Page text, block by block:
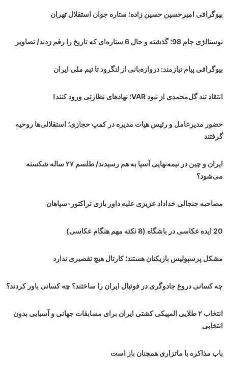
بیوگرافی امیرحسین حسین زاده؛ ستاره جوان استقلال تهران
نوستالژی جام 98؛ گذشته و حال 6 ستاره‌ای که تاریخ را رقم زدند/ تصاویر
بیوگرافی پیام نیازمند: دروازه‌بانی از لنگرود تا تیم ملی ایران
انتقاد تند گل‌محمدی از نبود VAR؛ نهادهای نظارتی ورود کنند!
حضور مدیرعامل و رئیس هیات مدیره در کمپ حجازی؛ استقلالی‌ها روحیه
گرفتند
ایران و چین در نیمه‌نهایی آسیا به هم رسیدند/ طلسم ۲۷ ساله شکسته
می‌شود؟
مصاحبه جنجالی خداداد عزیزی علیه داور بازی تراکتور-سپاهان
20 ایده عکاسی در باشگاه (8 نکته مهم هنگام عکاسی)
مشکل پرسپولیس بازیکنان هستند؛ کارتال هیچ تقصیری ندارد
چه کسانی دروغ جادوگری در فوتبال ایران را ساختند؟ چه کسانی باور کردند؟
انتخاب ۲ طلایی المپیکی کشتی ایران برای مسابقات جهانی و آسیایی بدون
انتخابی
باب مذاکره با ماتزاری همچنان باز است